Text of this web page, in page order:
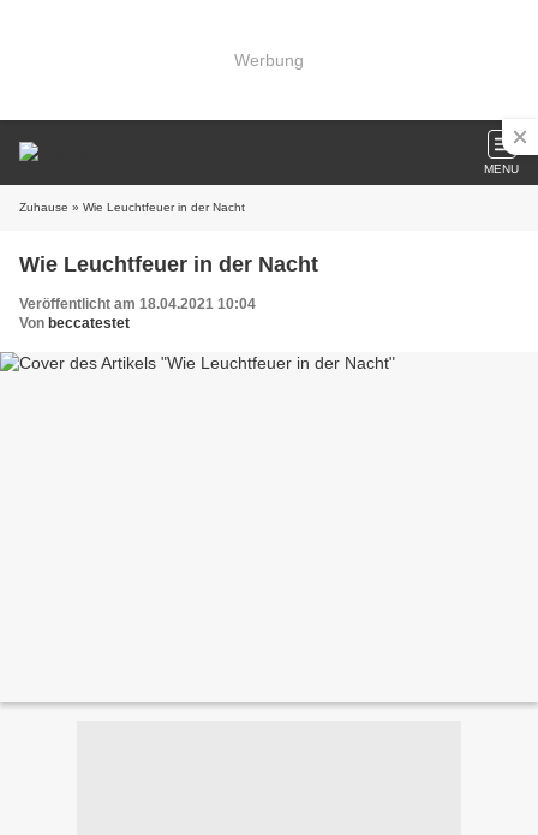
Werbung
MENU
Zuhause » Wie Leuchtfeuer in der Nacht
Wie Leuchtfeuer in der Nacht
Veröffentlicht am 18.04.2021 10:04
Von beccatestet